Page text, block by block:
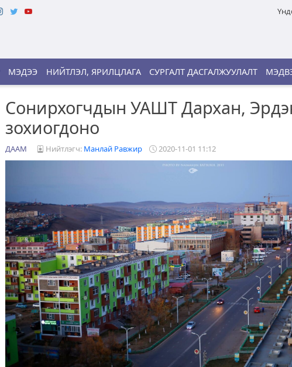
МЭДЭЭ НИЙТЛЭЛ, ЯРИЛЦЛАГА СУРГАЛТ ДАСГАЛЖУУЛАЛТ
Сонирхогчдын УАШТ Дархан,
зохиогдоно
ДААМ Нийтлэгч: Манлай Равжир 2020-11-01 11:12